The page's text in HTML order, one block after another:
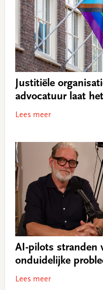
Justitiële
advocatuur laat
Lees meer
AI-pilots stranden
onduidelijke
Lees meer